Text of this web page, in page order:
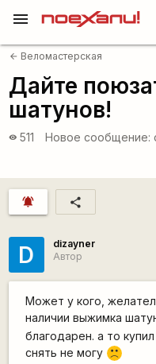
menu
arrow_back Веломастерская
Дайте
шатунов!
visibility 511 Новое сообщение:
notifications_active share
D
dizayner
Автор
Может у кого,
наличии выжимка
благодарен. а то
снять не могу :(